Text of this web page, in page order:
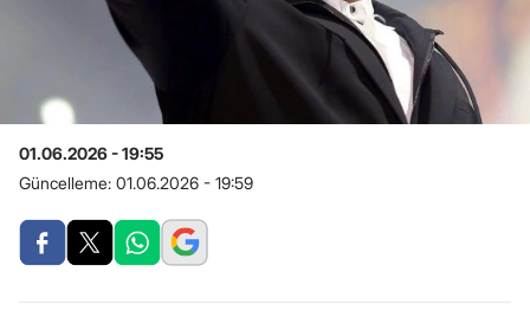
01.06.2026 - 19:55
Güncelleme: 01.06.2026 - 19:59